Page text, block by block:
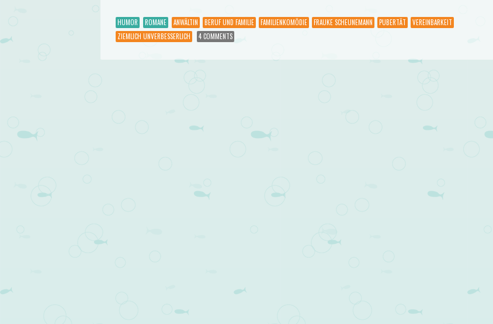
HUMOR ROMANE ANWÄLTIN BERUF UND FAMILIE FAMILIENKOMÖDIE FRAUKE SCHEUNEMANN PUBERTÄT
VEREINBARKEIT
ZIEMLICH UNVERBESSERLICH
4 COMMENTS